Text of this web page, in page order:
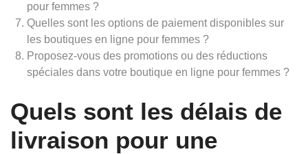
pour femmes ?
Quelles sont les options de paiement disponibles sur
les boutiques en ligne pour femmes ?
Proposez-vous des promotions ou des réductions
spéciales dans votre boutique en ligne pour femmes ?
Quels sont les délais de
livraison pour une